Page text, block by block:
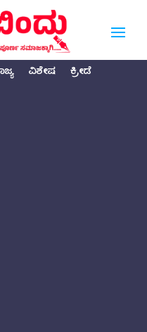
ವಿಶೇಷ ಕ್ರೀಡೆ